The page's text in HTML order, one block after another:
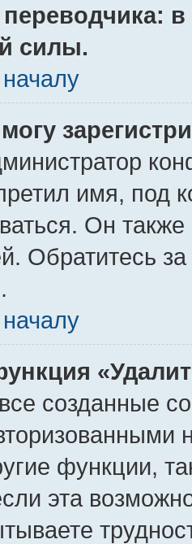
силы.
имя, под
Он
Обратитесь
созданные
функции,
эта